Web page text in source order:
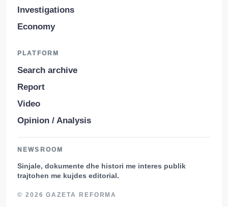
Investigations
Economy
PLATFORM
Search archive
Report
Video
Opinion / Analysis
NEWSROOM
Sinjale, dokumente dhe histori me interes publik
trajtohen me kujdes editorial.
© 2026 GAZETA REFORMA